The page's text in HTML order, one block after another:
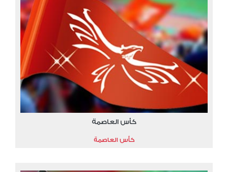
كأس العاصمة
كأس العاصمة